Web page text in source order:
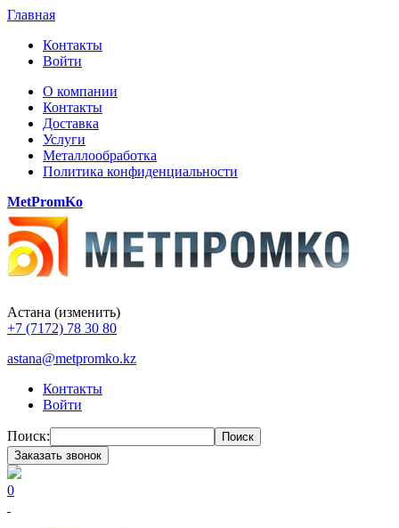
Главная
Контакты
Войти
О компании
Контакты
Доставка
Услуги
Металлообработка
Политика конфиденциальности
MetPromKo
Астана (изменить)
+7 (7172) 78 30 80
astana@metpromko.kz
Контакты
Войти
Поиск:
Поиск
Заказать звонок
0